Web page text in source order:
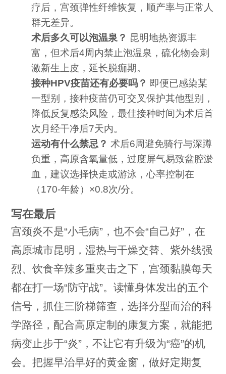
疗后，宫颈弹性纤维恢复，顺产率与正常人
群无差异。
术后多久可以泡温泉？ 昆明地热资源丰
富，但术后4周内禁止泡温泉，硫化物会刺
激新生上皮，延长脱痂期。
接种HPV疫苗还有必要吗？ 即便已感染某
一型别，接种疫苗仍可交叉保护其他型别，
降低反复感染风险，最佳接种时间为术后首
次月经干净后7天内。
运动有什么禁忌？ 术后6周避免骑行与深蹲
负重，高原含氧量低，过度屏气易致盆腔淤
血，建议选择快走或游泳，心率控制在
（170-年龄）×0.8次/分。
写在最后
宫颈炎不是“小毛病”，也不会“自己好”，在
高原城市昆明，湿热与干燥交替、紫外线强
烈、饮食辛辣多重夹击之下，宫颈黏膜每天
都在打一场“防守战”。读懂身体发出的五个
信号，抓住三阶梯筛查，选择分型而治的科
学路径，配合高原定制的康复方案，就能把
病变止步于“炎”，不让它有升级为“癌”的机
会。把握早治早好的黄金窗，做好定期复